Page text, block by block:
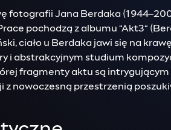
fotografii Jana Berdaka
pochodzą z albumu “Akt3“
ciało u Berdaka jawi się na
i abstrakcyjnym studium
fragmenty aktu są intrygującym
z nowoczesną przestrzenią